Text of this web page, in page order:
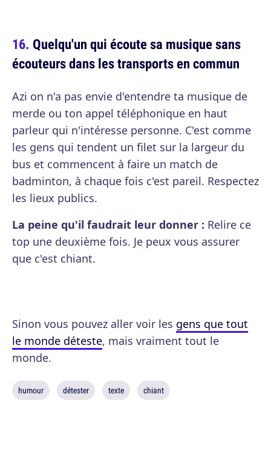
Quelqu'un qui écoute sa musique sans
écouteurs dans les transports en commun
Azi on n'a pas envie d'entendre ta musique de
merde ou ton appel téléphonique en haut
parleur qui n'intéresse personne. C'est comme
les gens qui tendent un filet sur la largeur du
bus et commencent à faire un match de
badminton, à chaque fois c'est pareil. Respectez
les lieux publics.
La peine qu'il faudrait leur donner : Relire ce
top une deuxième fois. Je peux vous assurer
que c'est chiant.
Sinon vous pouvez aller voir les gens que tout
le monde déteste, mais vraiment tout le
monde.
humour détester texte chiant